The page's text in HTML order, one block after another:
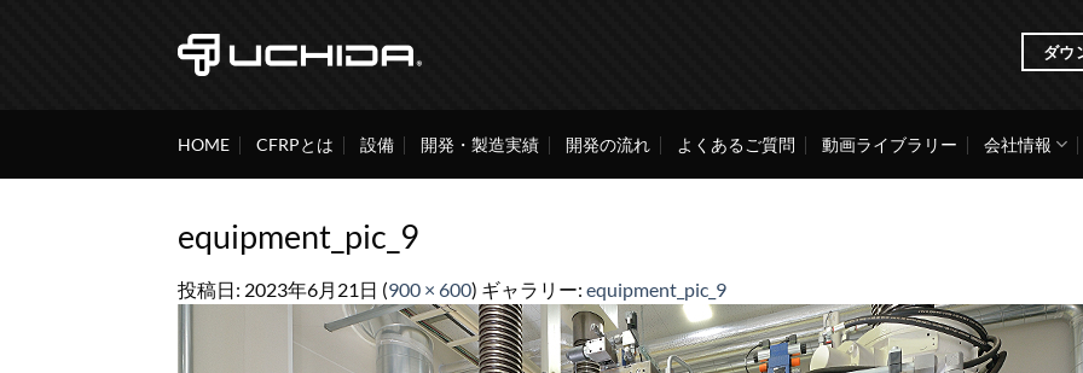
ダウ
HOME CFRPとは 設備 開発・製造実績 開発の流れ よくあるご質問 動画ライブラリー 会社情報
equipment_pic_9
投稿日: 2023年6月21日 (900 × 600) ギャラリー: equipment_pic_9